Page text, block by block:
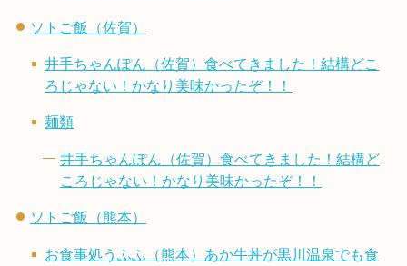
ソトご飯（佐賀）
井手ちゃんぽん（佐賀）食べてきました！結構どこ
ろじゃない！かなり美味かったぞ！！
麺類
井手ちゃんぽん（佐賀）食べてきました！結構ど
ころじゃない！かなり美味かったぞ！！
ソトご飯（熊本）
お食事処うふふ（熊本）あか牛丼が黒川温泉でも食